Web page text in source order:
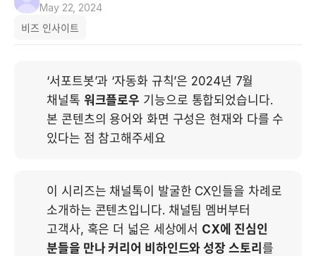
May 22, 2024
비즈 인사이트
‘서포트봇’과 ‘자동화 규칙’은 2024년 7월
채널톡 워크플로우 기능으로 통합되었습니다.
본 콘텐츠의 용어와 화면 구성은 현재와 다를 수
있다는 점 참고해주세요
이 시리즈는 채널톡이 발굴한 CX인들을 차례로
소개하는 콘텐츠입니다. 채널팀 멤버부터
고객사, 혹은 더 넓은 세상에서 CX에 진심인
분들을 만나 커리어 비하인드와 성장 스토리 를